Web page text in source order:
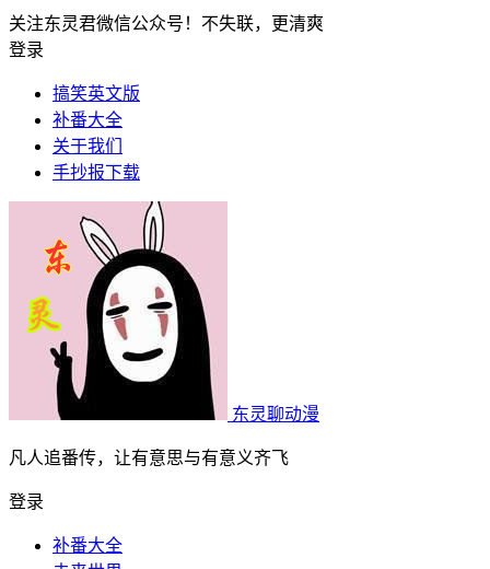
关注东灵君微信公众号！不失联，更清爽
登录
搞笑英文版
补番大全
关于我们
手抄报下载
东灵聊动漫
凡人追番传，让有意思与有意义齐飞
登录
补番大全